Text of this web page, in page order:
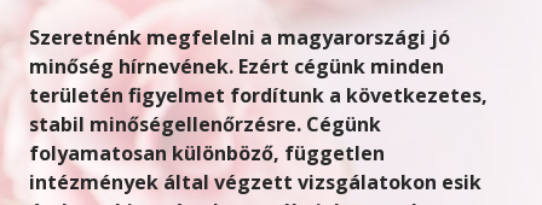
Szeretnénk megfelelni a magyarországi jó
minőség hírnevének. Ezért cégünk minden
területén figyelmet fordítunk a következetes,
stabil minőségellenőrzésre. Cégünk
folyamatosan különböző, független
intézmények által végzett vizsgálatokon esik